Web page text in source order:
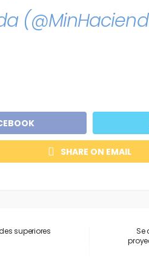
SHARE ON EMAIL
superiores
Se